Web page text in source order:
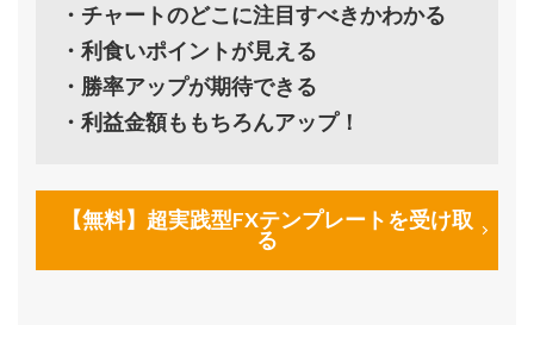
・チャートのどこに注目すべきかわかる
・利食いポイントが見える
・勝率アップが期待できる
・利益金額ももちろんアップ！
【無料】超実践型FXテンプレートを受け取
る